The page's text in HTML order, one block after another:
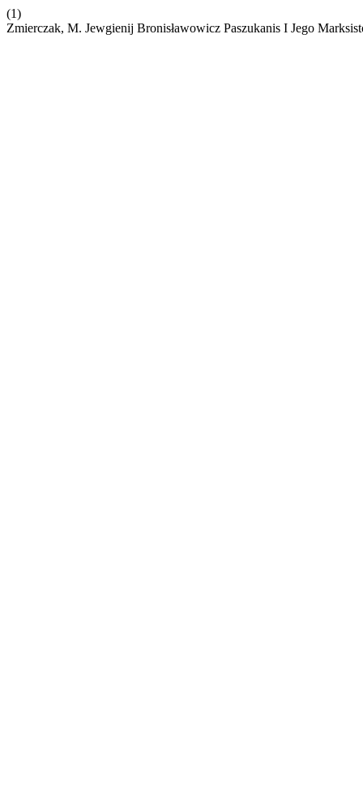
(1)
Zmierczak, M. Jewgienij Bronisławowicz Paszukanis I Jego